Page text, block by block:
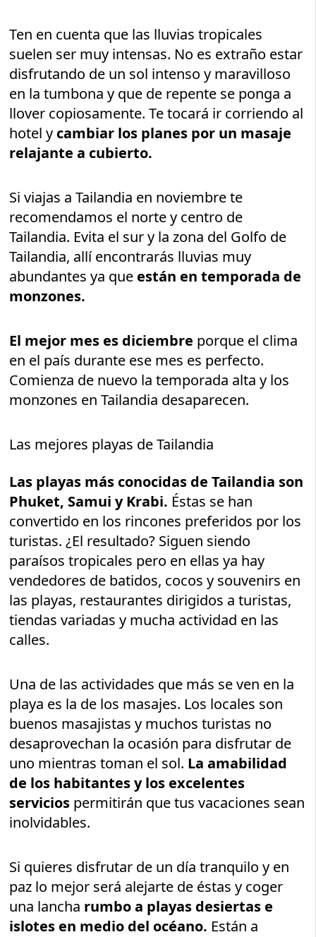
Ten en cuenta que las lluvias tropicales
suelen ser muy intensas. No es extraño estar
disfrutando de un sol intenso y maravilloso
en la tumbona y que de repente se ponga a
llover copiosamente. Te tocará ir corriendo al
hotel y cambiar los planes por un masaje
relajante a cubierto.
Si viajas a Tailandia en noviembre te
recomendamos el norte y centro de
Tailandia. Evita el sur y la zona del Golfo de
Tailandia, allí encontrarás lluvias muy
abundantes ya que están en temporada de
monzones.
El mejor mes es diciembre porque el clima
en el país durante ese mes es perfecto.
Comienza de nuevo la temporada alta y los
monzones en Tailandia desaparecen.
Las mejores playas de Tailandia
Las playas más conocidas de Tailandia son
Phuket, Samui y Krabi. Éstas se han
convertido en los rincones preferidos por los
turistas. ¿El resultado? Siguen siendo
paraísos tropicales pero en ellas ya hay
vendedores de batidos, cocos y souvenirs en
las playas, restaurantes dirigidos a turistas,
tiendas variadas y mucha actividad en las
calles.
Una de las actividades que más se ven en la
playa es la de los masajes. Los locales son
buenos masajistas y muchos turistas no
desaprovechan la ocasión para disfrutar de
uno mientras toman el sol. La amabilidad
de los habitantes y los excelentes
servicios permitirán que tus vacaciones sean
inolvidables.
Si quieres disfrutar de un día tranquilo y en
paz lo mejor será alejarte de éstas y coger
una lancha rumbo a playas desiertas e
islotes en medio del océano. Están a